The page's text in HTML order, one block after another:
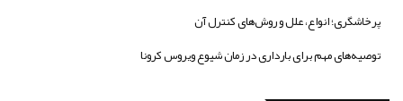
پرخاشگری؛ انواع، علل و روش‌های کنترل آن
توصیه‌های مهم برای بارداری در زمان شیوع ویروس کرونا